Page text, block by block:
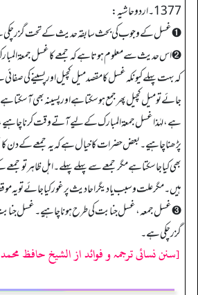
1377۔ اردو حاشیہ:
➊ غسل کے وجوب کی بحث سابقہ حدیث کے تحت گزر
➋ اس حدیث سے معلوم ہوتا ہے کہ جمعے کا غسل جمعۃ
کہ بہت پہلے کیونکہ غسل کا مقصد میل کچیل اور پسینے کی
جائے تو میل کچیل پھر جمع ہو سکتا ہے اور پسینہ بھی آ سکتا
ہے، لہٰذا غسل جمعۃ المبارک کے لیے آتے وقت کرنا
پڑھنا چاہیے۔ بعض حضرات کا خیال ہے کہ یہ جمعے کے
بھی کیا جا سکتا ہے مگر جمعے سے پہلے پہلے۔ اہل ظاہر تو جمعے
ہیں۔ مگر علت و سبب یا دیگر احادیث پر غور کیا جائے تو یہ
➌ غسل جمعہ، غسل جنابت کی طرح ہونا چاہیے۔ غسل جنابت
گزر چکی ہے۔
[سنن نسائی ترجمہ و فوائد از الشیخ حافظ